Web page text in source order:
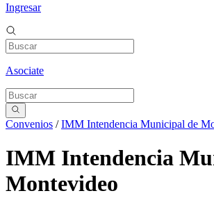
Ingresar
Asociate
Convenios /IMM Intendencia Municipal de
IMM Intendencia
Montevideo